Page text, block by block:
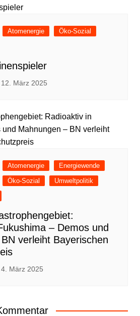
Atomenergie
Öko-Sozial
12. März 2025
Atomenergie
Energiewende
Öko-Sozial
Umweltpolitik
– Demos und
verleiht Bayerischen
4. März 2025